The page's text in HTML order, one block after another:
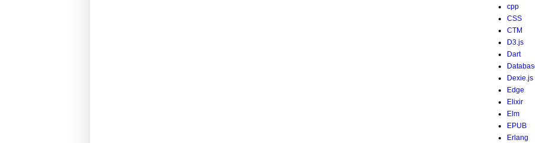
cpp
CSS
CTM
D3.js
Dart
Dexie.js
Edge
Elixir
Elm
EPUB
Erlang